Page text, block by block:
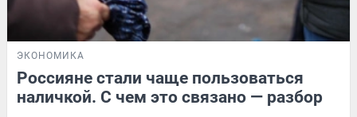
ЭКОНОМИКА
Россияне стали чаще пользоваться
наличкой. С чем это связано — разбор